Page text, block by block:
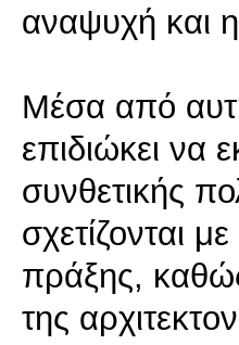
αναψυχή και
Μέσα από
επιδιώκει να
συνθετικής
σχετίζονται
πράξης,
της